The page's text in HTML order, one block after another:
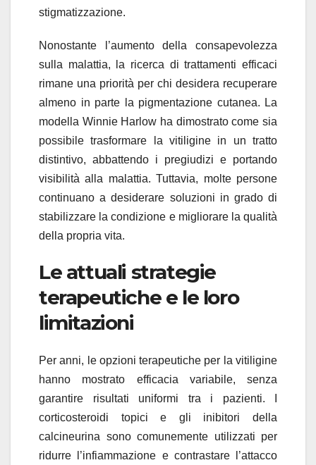
stigmatizzazione.
Nonostante l’aumento della consapevolezza
sulla malattia, la ricerca di trattamenti efficaci
rimane una priorità per chi desidera recuperare
almeno in parte la pigmentazione cutanea. La
modella Winnie Harlow ha dimostrato come sia
possibile trasformare la vitiligine in un tratto
distintivo, abbattendo i pregiudizi e portando
visibilità alla malattia. Tuttavia, molte persone
continuano a desiderare soluzioni in grado di
stabilizzare la condizione e migliorare la qualità
della propria vita.
Le attuali strategie
terapeutiche e le loro
limitazioni
Per anni, le opzioni terapeutiche per la vitiligine
hanno mostrato efficacia variabile, senza
garantire risultati uniformi tra i pazienti. I
corticosteroidi topici e gli inibitori della
calcineurina sono comunemente utilizzati per
ridurre l’infiammazione e contrastare l’attacco